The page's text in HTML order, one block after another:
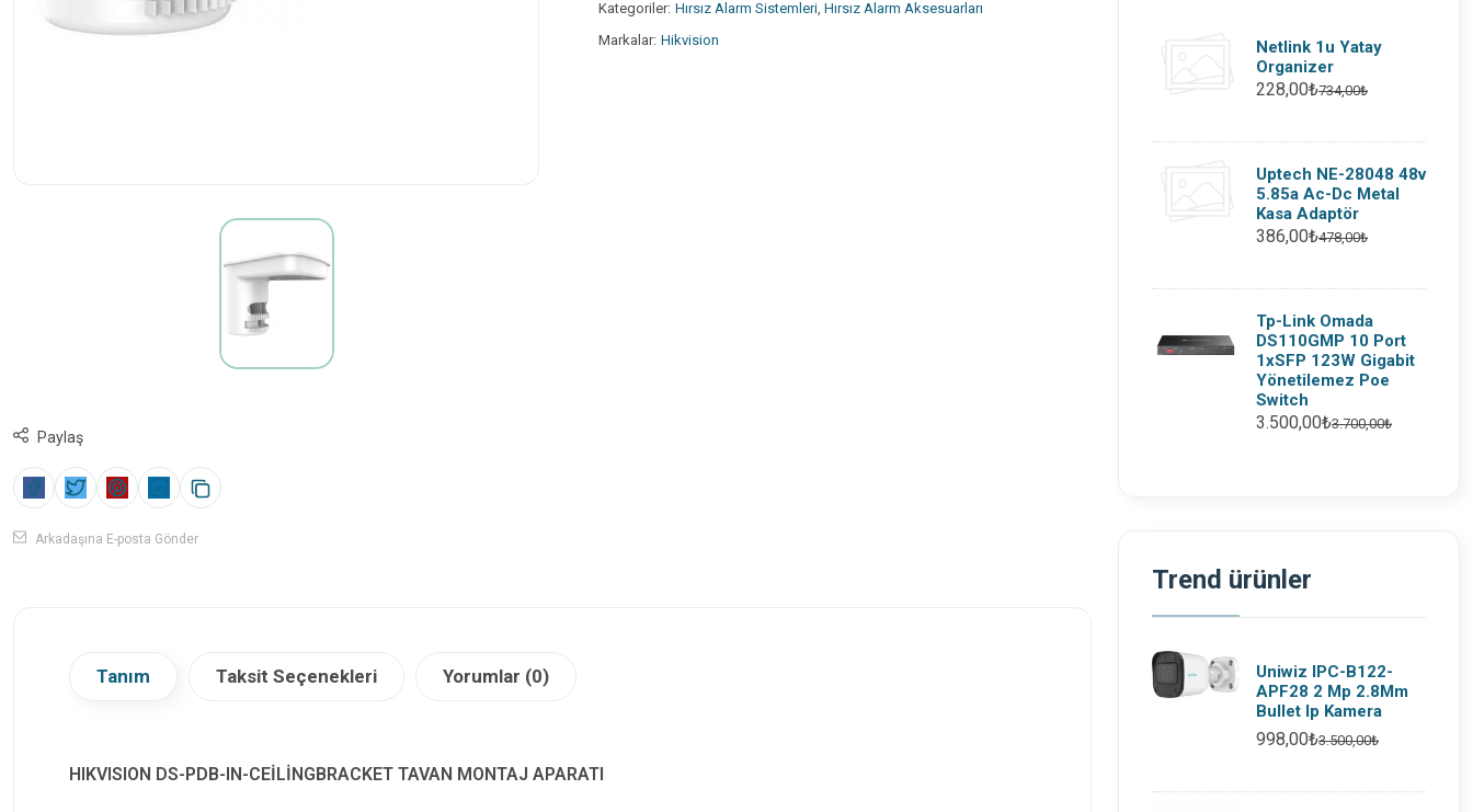
Paylaş
Arkadaşına E-posta Gönder
Kategoriler: Hırsız Alarm Sistemleri, Hırsız Alarm Aksesuarları
Markalar: Hikvision
Tanım Taksit Seçenekleri Yorumlar (0)
HIKVISION DS-PDB-IN-CEİLİNGBRACKET TAVAN MONTAJ APARATI
Netlink 1u Yatay
Organizer
228,00₺734,00₺
Uptech NE-28048 48v
5.85a Ac-Dc Metal
Kasa Adaptör
386,00₺478,00₺
Tp-Link Omada
DS110GMP 10 Port
1xSFP 123W Gigabit
Yönetilemez Poe
Switch
3.500,00₺3.700,00₺
Trend ürünler
Uniwiz IPC-B122-
APF28 2 Mp 2.8Mm
Bullet Ip Kamera
998,00₺3.500,00₺